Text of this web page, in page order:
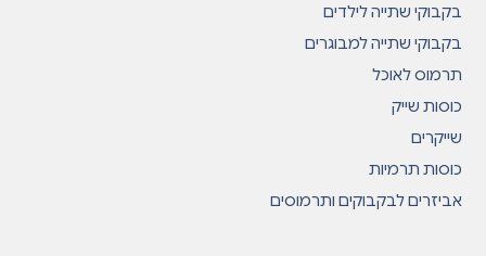
בקבוקי שתייה לילדים
בקבוקי שתייה למבוגרים
תרמוס לאוכל
כוסות שייק
שייקרים
כוסות תרמיות
אביזרים לבקבוקים ותרמוסים